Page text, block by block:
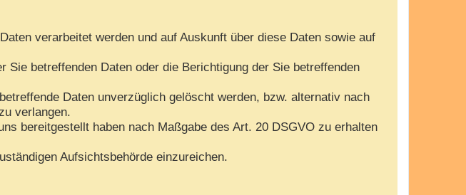
verarbeitet werden und auf Auskunft über diese Daten sowie auf
betreffenden Daten oder die Berichtigung der Sie betreffenden
Daten unverzüglich gelöscht werden, bzw. alternativ nach
verlangen.
bereitgestellt haben nach Maßgabe des Art. 20 DSGVO zu erhalten
Aufsichtsbehörde einzureichen.